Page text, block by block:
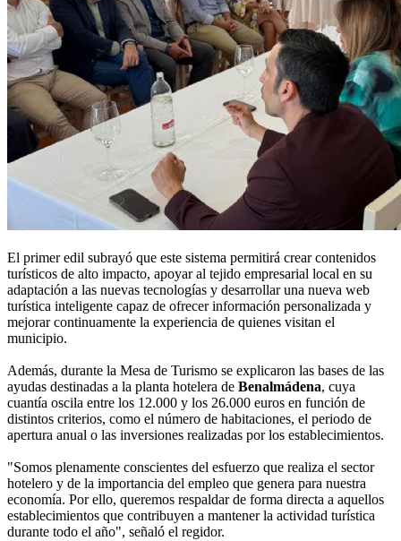
El primer edil subrayó que este sistema permitirá crear contenidos
turísticos de alto impacto, apoyar al tejido empresarial local en su
adaptación a las nuevas tecnologías y desarrollar una nueva web
turística inteligente capaz de ofrecer información personalizada y
mejorar continuamente la experiencia de quienes visitan el
municipio.
Además, durante la Mesa de Turismo se explicaron las bases de las
ayudas destinadas a la planta hotelera de Benalmádena, cuya
cuantía oscila entre los 12.000 y los 26.000 euros en función de
distintos criterios, como el número de habitaciones, el periodo de
apertura anual o las inversiones realizadas por los establecimientos.
"Somos plenamente conscientes del esfuerzo que realiza el sector
hotelero y de la importancia del empleo que genera para nuestra
economía. Por ello, queremos respaldar de forma directa a aquellos
establecimientos que contribuyen a mantener la actividad turística
durante todo el año", señaló el regidor.